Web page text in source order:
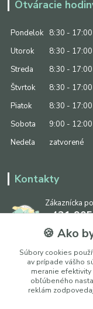
Otváracie
Pondelok
8:30 - 17:00
Utorok
8:30 - 17:00
Streda
8:30 - 17:00
Štvrtok
8:30 - 17:00
Piatok
8:30 - 17:00
Sobota
9:00 - 12:00
Nedeľa
zatvorené
Kontakty
Zákaznícka
+421
(Po-Pia, 8:30 -
info@ipapier.sk
🍪 Ako
Súbory cookies
av prípade vášho
meranie efektivity
obľúbeného
reklám